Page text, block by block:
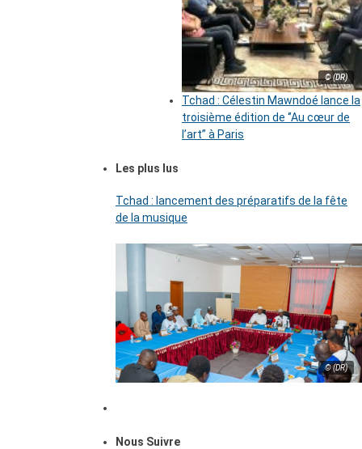
© (DR)
Tchad : Célestin Mawndoé lance la
troisième édition de ‘’Au cœur de
l’art’’ à Paris
Les plus lus
Tchad : lancement des préparatifs de la fête
de la musique
© (DR)
Nous Suivre